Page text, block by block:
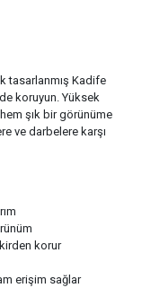
tasarlanmış Kadife
koruyun. Yüksek
şık bir görünüme
ve darbelere karşı
korur
erişim sağlar